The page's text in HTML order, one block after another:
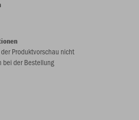
Produktvorschau nicht
bei der Bestellung